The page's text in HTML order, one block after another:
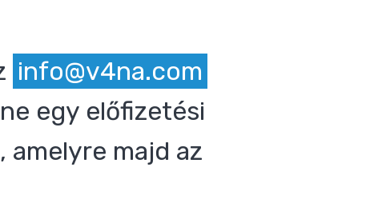
info@v4na.com
egy előfizetési
majd az